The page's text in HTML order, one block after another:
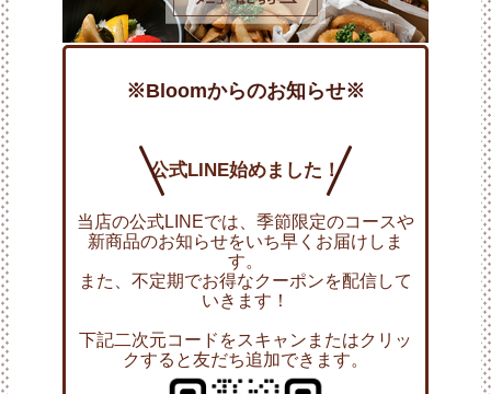
※Bloomからのお知らせ※
公式LINE始めました！
当店の公式LINEでは、季節限定のコースや
新商品のお知らせをいち早くお届けしま
す。
また、不定期でお得なクーポンを配信して
いきます！
下記二次元コードをスキャンまたはクリッ
クすると友だち追加できます。